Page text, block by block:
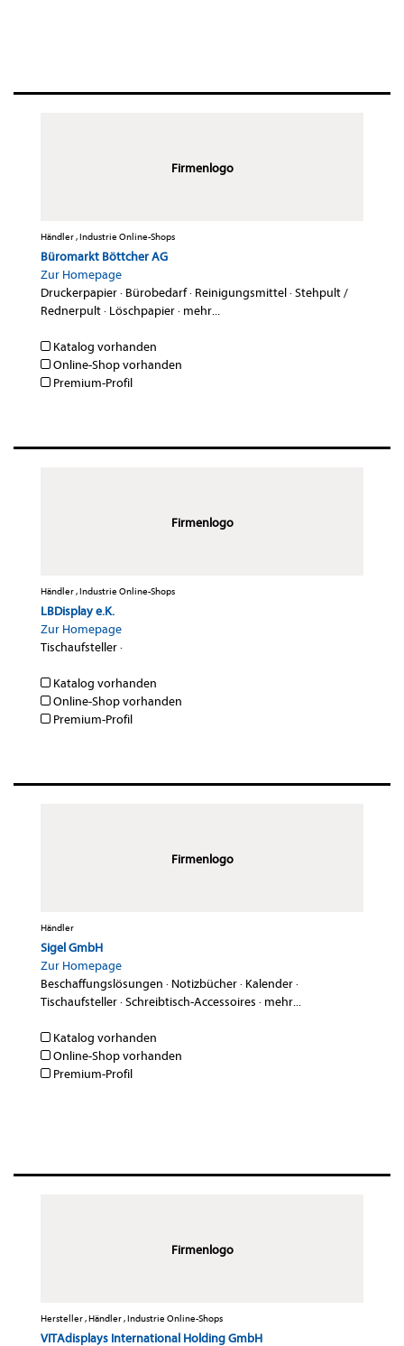
Firmenlogo
Händler , Industrie Online-Shops
Büromarkt Böttcher AG
Zur Homepage
Druckerpapier· Bürobedarf· Reinigungsmittel·Stehpult /
Rednerpult· Löschpapier· mehr...
Katalog vorhanden
Online-Shop vorhanden
Premium-Profil
Firmenlogo
Händler , Industrie Online-Shops
LBDisplay e.K.
Zur Homepage
Tischaufsteller·
Katalog vorhanden
Online-Shop vorhanden
Premium-Profil
Firmenlogo
Händler
Sigel GmbH
Zur Homepage
Beschaffungslösungen · Notizbücher· Kalender·
Tischaufsteller·Schreibtisch-Accessoires · mehr...
Katalog vorhanden
Online-Shop vorhanden
Premium-Profil
Firmenlogo
Hersteller , Händler , Industrie Online-Shops
VITAdisplays International Holding GmbH